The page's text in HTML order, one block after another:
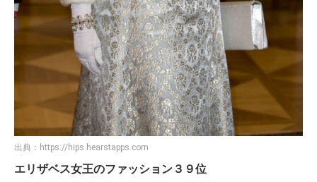
出典： https://hips.hearstapps.com
エリザベス女王のファッション３９位